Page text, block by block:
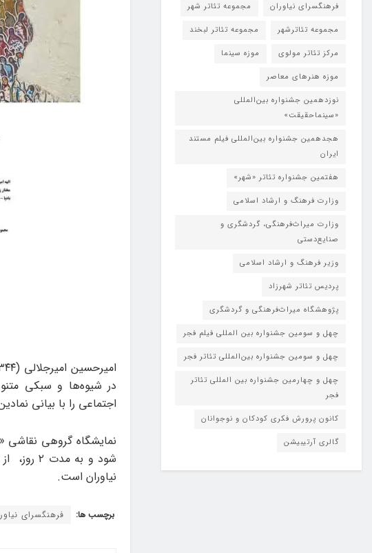
در شیوه‌ها و سبکی
اجتماعی را با بیانی
نیاوران است.
برچسب ها: فرهنگسرای
فرهنگسرای نیاوران
مجموعه تئاتر شهر
مجموعه تئاترشهر
مجموعه تئاتر لبخند
مرکز تئاتر مولوی
موزه سینما
موزه هنرهای معاصر
نوزدهمین جشنواره بین‌المللی
«سینماحقیقت»
هجدهمین جشنواره بین‌المللی فیلم مستند
ایران
هفتمین جشنواره تئاتر «شهر»
وزارت فرهنگ و ارشاد اسلامی
وزارت میراث‌فرهنگی، گردشگری و
صنایع‌دستی
وزیر فرهنگ و ارشاد اسلامی
پردیس تئاتر شهرزاد
پژوهشگاه میراث‌فرهنگی و گردشگری
چهل و سومین جشنواره بین المللی فیلم فجر
چهل و سومین جشنواره بین‌المللی تئاتر فجر
چهل و چهارمین جشنواره بین المللی تئاتر
فجر
کانون پرورش فکری کودکان و نوجوانان
گالری آرتیبیشن